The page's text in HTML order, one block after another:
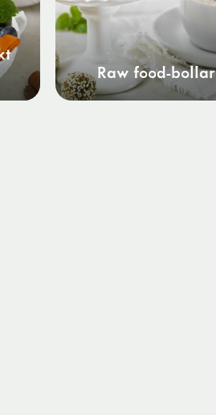
Raw food-bollar